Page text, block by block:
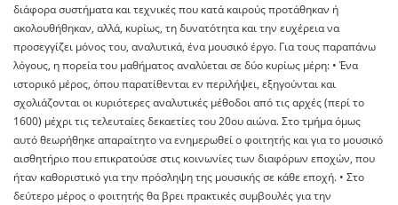
διάφορα συστήματα και τεχνικές που κατά καιρούς προτάθηκαν ή
ακολουθήθηκαν, αλλά, κυρίως, τη δυνατότητα και την ευχέρεια να
προσεγγίζει μόνος του, αναλυτικά, ένα μουσικό έργο. Για τους παραπάνω
λόγους, η πορεία του μαθήματος αναλύεται σε δύο κυρίως μέρη: • Ένα
ιστορικό μέρος, όπου παρατίθενται εν περιλήψει, εξηγούνται και
σχολιάζονται οι κυριότερες αναλυτικές μέθοδοι από τις αρχές (περί το
1600) μέχρι τις τελευταίες δεκαετίες του 20ου αιώνα. Στο τμήμα όμως
αυτό θεωρήθηκε απαραίτητο να ενημερωθεί ο φοιτητής και για το μουσικό
αισθητήριο που επικρατούσε στις κοινωνίες των διαφόρων εποχών, που
ήταν καθοριστικό για την πρόσληψη της μουσικής σε κάθε εποχή. • Στο
δεύτερο μέρος ο φοιτητής θα βρει πρακτικές συμβουλές για την